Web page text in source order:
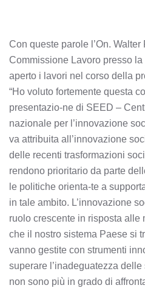
Con queste parole l’On.
Commissione Lavoro presso
aperto i lavori nel corso della
“Ho voluto fortemente questa
presentazio-ne di SEED –
nazionale per l’innovazione
va attribuita all’innovazione
delle recenti trasformazioni
rendono prioritario da parte
le politiche orienta-te a
in tale ambito. L’innovazione
ruolo crescente in risposta
che il nostro sistema Paese si
vanno gestite con strumenti
superare l’inadeguatezza
non sono più in grado di